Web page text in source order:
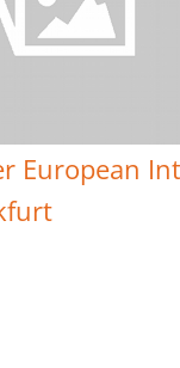
European